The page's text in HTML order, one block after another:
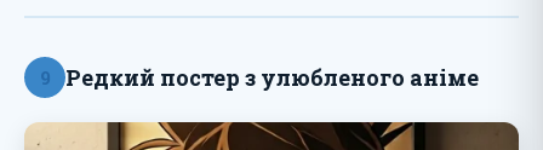
9 Редкий постер з улюбленого аніме